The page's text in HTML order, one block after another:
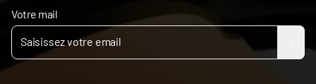
Votre mail